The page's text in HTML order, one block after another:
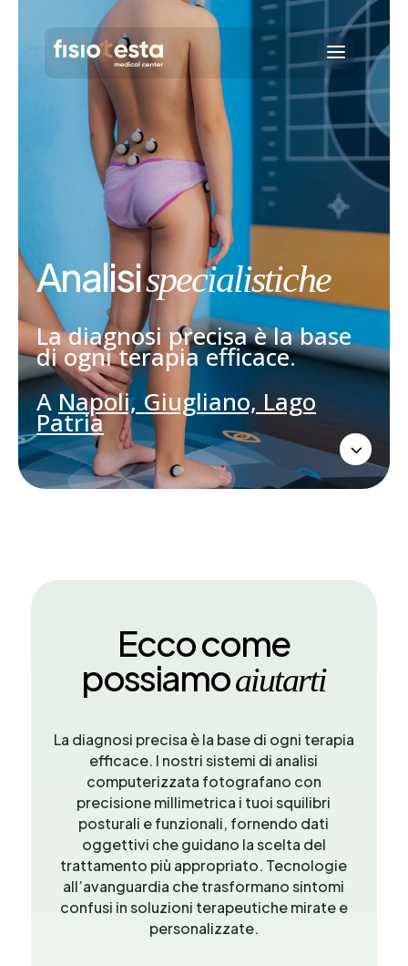
Prenota ora
Analisispecialistiche
La diagnosi precisa è la base
di ogni terapia efficace.
ANapoli, Giugliano, Lago
Patria
3
Ecco come
possiamoaiutarti
La diagnosi precisa è la base di ogni terapia
efficace. I nostri sistemi di analisi
computerizzata fotografano con
precisione millimetrica i tuoi squilibri
posturali e funzionali, fornendo dati
oggettivi che guidano la scelta del
trattamento più appropriato. Tecnologie
all’avanguardia che trasformano sintomi
confusi in soluzioni terapeutiche mirate e
personalizzate.